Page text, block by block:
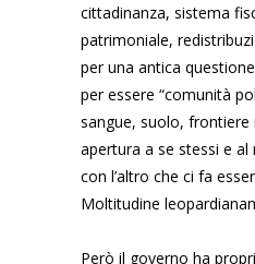
cittadinanza, sistema
patrimoniale,
per una antica
per essere “comunità
sangue, suolo, frontiere
apertura a se stessi e
con l’altro che ci fa
Moltitudine
Però il governo ha